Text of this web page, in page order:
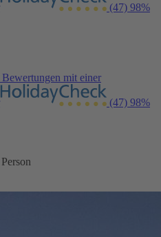
(47) 98%
mit einer
(47) 98%